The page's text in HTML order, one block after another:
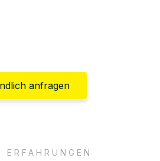
anfragen
ERFAHRUNGEN